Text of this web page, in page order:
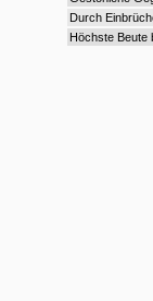
Durch
Höchste Beute